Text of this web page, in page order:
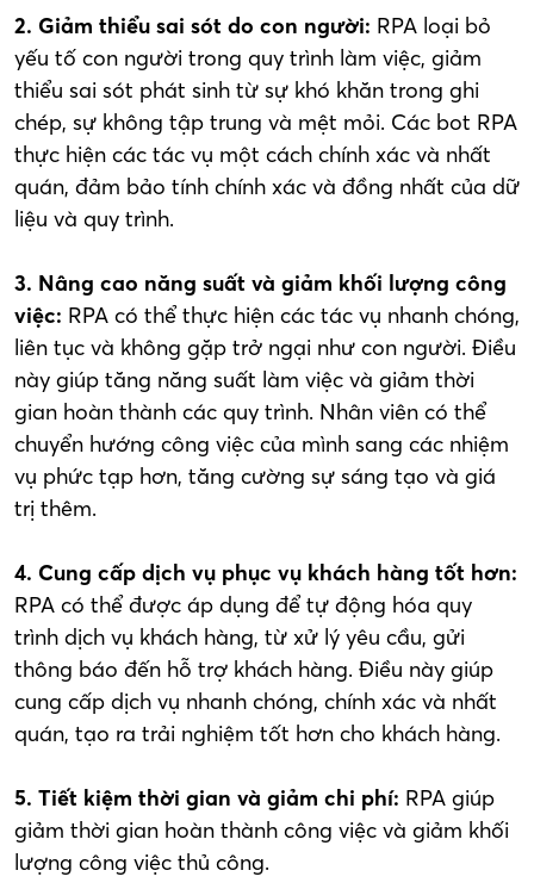
2. Giảm thiểu sai sót do con người: RPA loại bỏ
yếu tố con người trong quy trình làm việc, giảm
thiểu sai sót phát sinh từ sự khó khăn trong ghi
chép, sự không tập trung và mệt mỏi. Các bot RPA
thực hiện các tác vụ một cách chính xác và nhất
quán, đảm bảo tính chính xác và đồng nhất của dữ
liệu và quy trình.
3. Nâng cao năng suất và giảm khối lượng công
việc: RPA có thể thực hiện các tác vụ nhanh chóng,
liên tục và không gặp trở ngại như con người. Điều
này giúp tăng năng suất làm việc và giảm thời
gian hoàn thành các quy trình. Nhân viên có thể
chuyển hướng công việc của mình sang các nhiệm
vụ phức tạp hơn, tăng cường sự sáng tạo và giá
trị thêm.
4. Cung cấp dịch vụ phục vụ khách hàng tốt hơn:
RPA có thể được áp dụng để tự động hóa quy
trình dịch vụ khách hàng, từ xử lý yêu cầu, gửi
thông báo đến hỗ trợ khách hàng. Điều này giúp
cung cấp dịch vụ nhanh chóng, chính xác và nhất
quán, tạo ra trải nghiệm tốt hơn cho khách hàng.
5. Tiết kiệm thời gian và giảm chi phí: RPA giúp
giảm thời gian hoàn thành công việc và giảm khối
lượng công việc thủ công.